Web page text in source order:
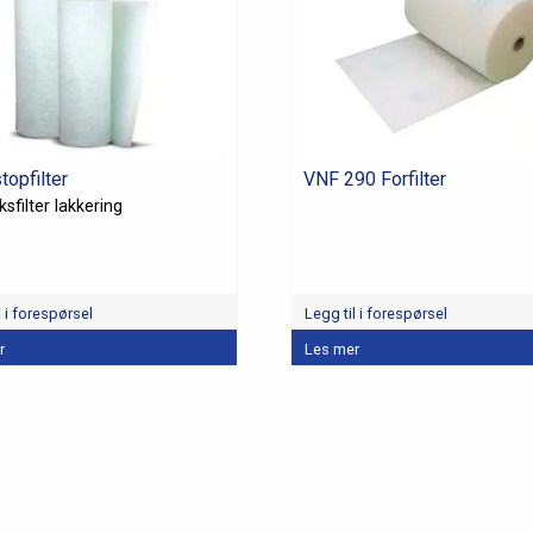
lakkering
i forespørsel
VNF 290 Forfilter
Legg til i forespørsel
Les mer